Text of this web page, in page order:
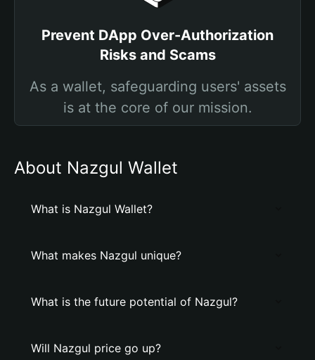
Prevent DApp Over-Authorization
Risks and Scams
As a wallet, safeguarding users' assets
is at the core of our mission.
About Nazgul Wallet
What is Nazgul Wallet?
What makes Nazgul unique?
What is the future potential of Nazgul?
Will Nazgul price go up?